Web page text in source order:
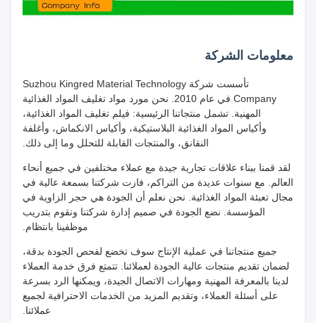
معلومات الشركة
تأسست شركة Suzhou Kingred Material Technology
Company في عام 2010. نحن مورد مواد تغليف المواد الغذائية
المهنية. تشمل منتجاتنا الرئيسية: فيلم تغليف المواد الغذائية،
وأكياس المواد الغذائية البلاستيكية، وأكياس الانكماش، وأغلفة
النقانق، والمنتجات القابلة للتحلل وما إلى ذلك.
لقد قمنا ببناء علاقات تجارية جيدة مع عملاء مختلفين في جميع أنحاء
العالم. مع سنوات عديدة من التراكم، فازت شركتنا بسمعة عالية في
مجال تعبئة المواد الغذائية. نحن نعلم أن الجودة هي حجر الزاوية في
المؤسسة. نضع الجودة في صميم إدارة شركتنا ونقوم بتدريب
موظفينا بانتظام.
جميع منتجاتنا في عملية الإنتاج سوف تخضع لفحص الجودة بدقة،
لضمان تقديم منتجات عالية الجودة لعملائنا. تتمتع فرق خدمة العملاء
لدينا بالمعرفة المهنية ومهارات الاتصال الجيدة، ويمكنها الرد بسرعة
على أسئلة العملاء، وتقديم المزيد من الخدمات الاحترافية لجميع
عملائنا.